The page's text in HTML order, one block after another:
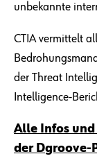
unbekannte
CTIA vermittelt
der Threat
Intelligence-
Alle Infos und
der Dgroove-